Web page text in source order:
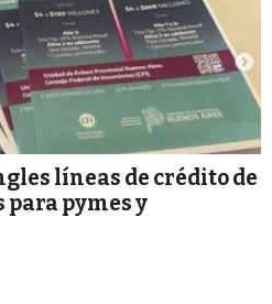
líneas de crédito de
pymes y